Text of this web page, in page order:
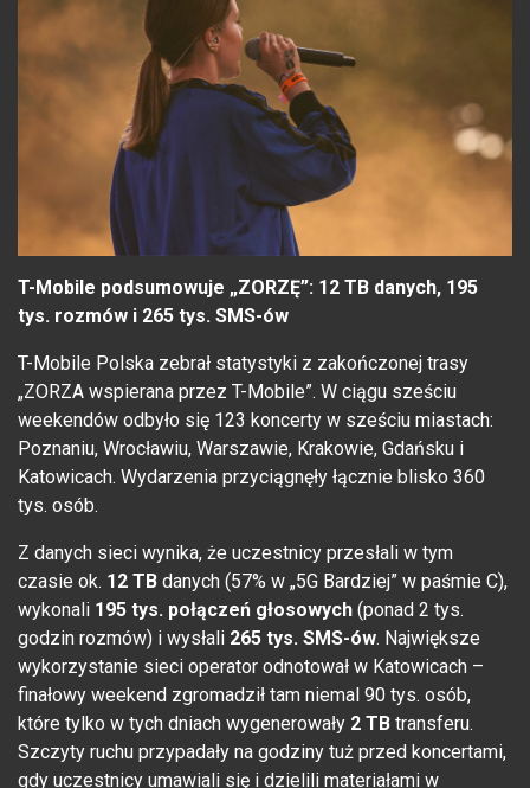
T-Mobile podsumowuje „ZORZĘ”: 12 TB danych, 195
tys. rozmów i 265 tys. SMS-ów
T-Mobile Polska zebrał statystyki z zakończonej trasy
„ZORZA wspierana przez T-Mobile”. W ciągu sześciu
weekendów odbyło się 123 koncerty w sześciu miastach:
Poznaniu, Wrocławiu, Warszawie, Krakowie, Gdańsku i
Katowicach. Wydarzenia przyciągnęły łącznie blisko 360
tys. osób.
Z danych sieci wynika, że uczestnicy przesłali w tym
czasie ok. 12 TB danych (57% w „5G Bardziej” w paśmie C),
wykonali 195 tys. połączeń głosowych (ponad 2 tys.
godzin rozmów) i wysłali 265 tys. SMS-ów. Największe
wykorzystanie sieci operator odnotował w Katowicach –
finałowy weekend zgromadził tam niemal 90 tys. osób,
które tylko w tych dniach wygenerowały 2 TB transferu.
Szczyty ruchu przypadały na godziny tuż przed koncertami,
gdy uczestnicy umawiali się i dzielili materiałami w